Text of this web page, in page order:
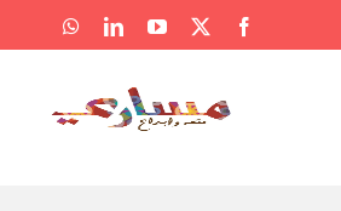
Facebook
X
YouTube
LinkedIn